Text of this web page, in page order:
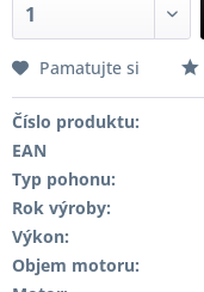
Pamatujte si
Číslo produktu:
EAN
Typ pohonu:
Rok výroby:
Výkon:
Objem motoru: